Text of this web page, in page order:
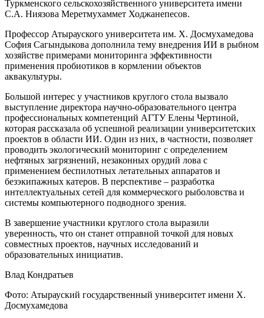
Туркменского сельскохозяйственного университета имени
С.А. Ниязова Меретмухаммет Ходжанепесов.
Профессор Атырауского университета им. Х. Досмухамедова
София Сагындыкова дополнила тему внедрения ИИ в рыбном
хозяйстве примерами мониторинга эффективности
применения пробиотиков в кормлении объектов
аквакультуры.
Большой интерес у участников круглого стола вызвало
выступление директора научно-образовательного центра
профессиональных компетенций АГТУ Елены Чертиной,
которая рассказала об успешной реализации университетских
проектов в области ИИ. Один из них, в частности, позволяет
проводить экологический мониторинг с определением
нефтяных загрязнений, незаконных орудий лова с
применением беспилотных летательных аппаратов и
безэкипажных катеров. В перспективе – разработка
интеллектуальных сетей для коммерческого рыболовства и
системы компьютерного подводного зрения.
В завершение участники круглого стола выразили
уверенность, что он станет отправной точкой для новых
совместных проектов, научных исследований и
образовательных инициатив.
Влад Кондратьев
Фото: Атырауский государственный университет имени Х.
Досмухамедова